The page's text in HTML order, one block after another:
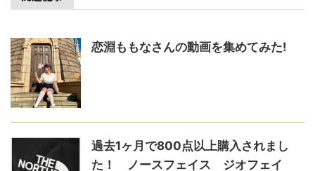
恋淵ももなさんの動画を集めてみた!
過去1ヶ月で800点以上購入されまし
た！ ノースフェイス ジオフェイ